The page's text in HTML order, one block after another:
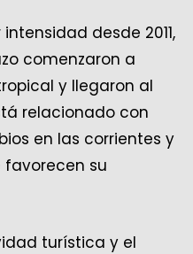
desde 2011,
comenzaron a
y llegaron al
relacionado con
en las corrientes y
favorecen su
turística y el